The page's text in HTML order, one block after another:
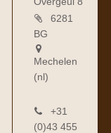
6281
BG
Mechelen
(nl)
+31
(0)43 455